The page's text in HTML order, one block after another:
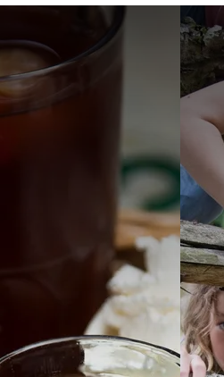
Geniet van de natuur
en een